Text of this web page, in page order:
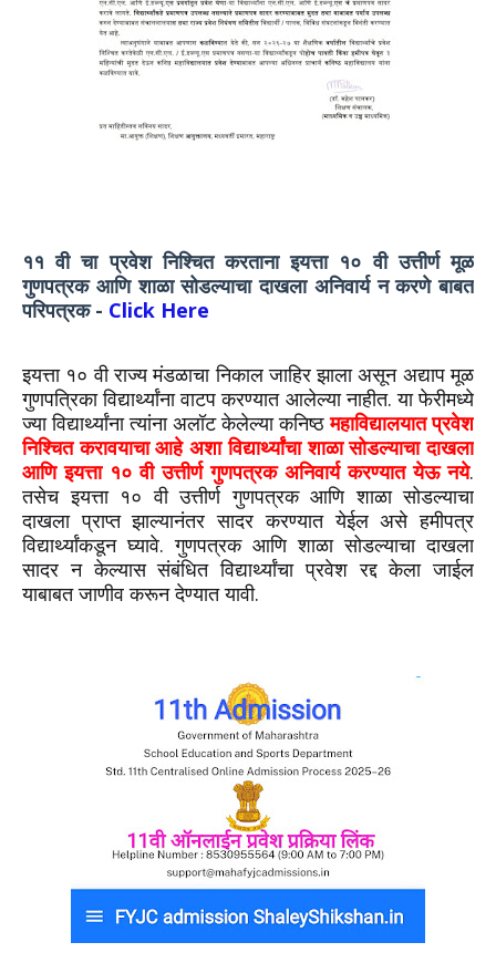
११ वी चा प्रवेश निश्चित करताना इयत्ता १० वी उत्तीर्ण मूळ
गुणपत्रक आणि शाळा सोडल्याचा दाखला अनिवार्य न करणे बाबत
परिपत्रक - Click Here
इयत्ता १० वी राज्य मंडळाचा निकाल जाहिर झाला असून अद्याप मूळ
गुणपत्रिका विद्यार्थ्यांना वाटप करण्यात आलेल्या नाहीत. या फेरीमध्ये
ज्या विद्यार्थ्यांना त्यांना अलॉट केलेल्या कनिष्ठमहाविद्यालयात प्रवेश
निश्चित करावयाचा आहे अशा विद्यार्थ्यांचा शाळा सोडल्याचा दाखला
आणि इयत्ता १० वी उत्तीर्ण गुणपत्रक अनिवार्य करण्यात येऊ नये.
तसेच इयत्ता १० वी उत्तीर्ण गुणपत्रक आणि शाळा सोडल्याचा
दाखला प्राप्त झाल्यानंतर सादर करण्यात येईल असे हमीपत्र
विद्यार्थ्यांकडून घ्यावे. गुणपत्रक आणि शाळा सोडल्याचा दाखला
सादर न केल्यास संबंधित विद्यार्थ्यांचा प्रवेश रद्द केला जाईल
याबाबत जाणीव करून देण्यात यावी.